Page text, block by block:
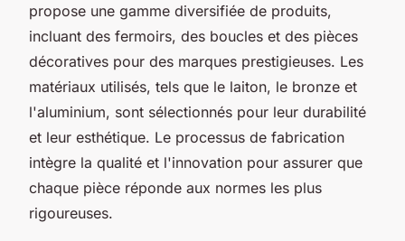
propose une gamme diversifiée de produits,
incluant des fermoirs, des boucles et des pièces
décoratives pour des marques prestigieuses. Les
matériaux utilisés, tels que le laiton, le bronze et
l'aluminium, sont sélectionnés pour leur durabilité
et leur esthétique. Le processus de fabrication
intègre la qualité et l'innovation pour assurer que
chaque pièce réponde aux normes les plus
rigoureuses.